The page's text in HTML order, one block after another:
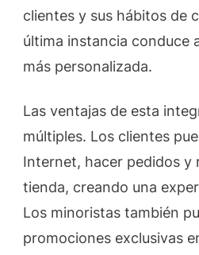
clientes y sus hábitos de
última instancia conduce
más personalizada.
Las ventajas de esta
múltiples. Los clientes
Internet, hacer pedidos y
tienda, creando una
Los minoristas también
promociones exclusivas